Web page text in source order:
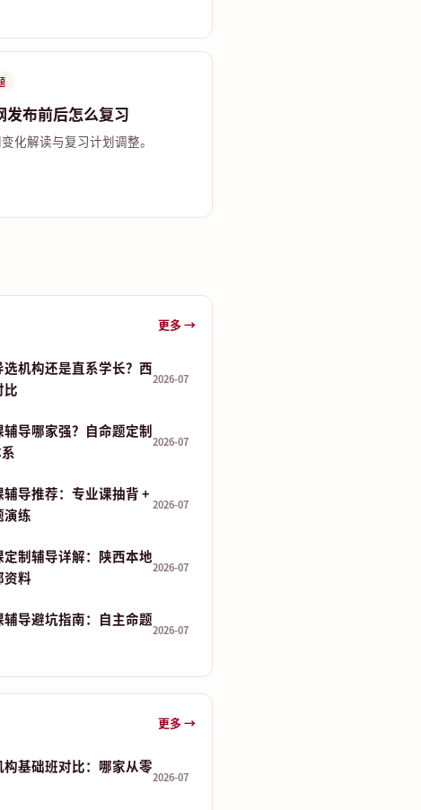
发布前后怎么复习
化解读与复习计划调整。
更多 →
机构还是直系学长？西
比
2026-07
导哪家强？自命题定制
2026-07
导推荐：专业课抽背 +
演练
2026-07
制辅导详解：陕西本地
资料
2026-07
导避坑指南：自主命题
2026-07
更多 →
基础班对比：哪家从零
2026-07